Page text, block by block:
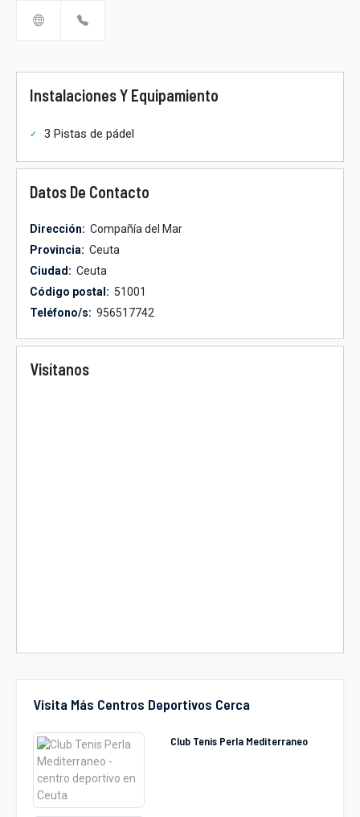
Visita Más Centros Deportivos Cerca
Club Tenis Perla Mediterraneo
Instalaciones Y Equipamiento
3 Pistas de pádel
Datos De Contacto
Dirección: Compañía del Mar
Provincia: Ceuta
Ciudad: Ceuta
Código postal: 51001
Teléfono/s: 956517742
Visítanos